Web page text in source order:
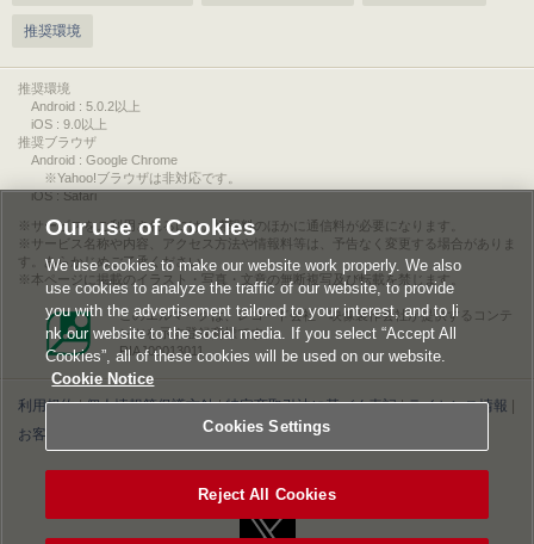
推奨環境
推奨環境
Android : 5.0.2以上
iOS : 9.0以上
推奨ブラウザ
Android : Google Chrome
※Yahoo!ブラウザは非対応です。
iOS : Safari
サービスをご利用されるには、情報料のほかに通信料が必要になります。
サービス名称や内容、アクセス方法や情報料等は、予告なく変更する場合がありま
す。あらかじめご了承ください。
本ページに掲載のイラスト・写真・文章の無断複写及び転載を禁じます。
このエルマークは、レコード会社・映像製作会社が提供するコンテ
ンツを示す登録商標です。
RIAJ00013011
利用規約|個人情報等保護方針|特定商取引法に基づく表記|ライセンス情報
お客様情報の外部送信について|Cookies Settings
Our use of Cookies
We use cookies to make our website work properly. We also
use cookies to analyze the traffic of our website, to provide
you with the advertisement tailored to your interest, and to li
nk our website to the social media. If you select “Accept All
Cookies”, all of these cookies will be used on our website.
Cookie Notice
Cookies Settings
Reject All Cookies